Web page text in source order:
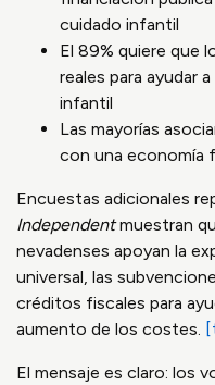
cuidado infantil
El 89% quiere que
reales para ayudar
infantil
Las mayorías
con una economía
Encuestas adicionales
Independentmuestran
nevadenses apoyan la
universal, las
créditos fiscales para
aumento de los costes.
El mensaje es claro: los